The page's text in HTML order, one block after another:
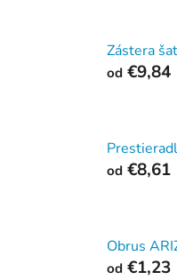
Zástera
od €9,84
od €8,61
Obrus
od €1,23